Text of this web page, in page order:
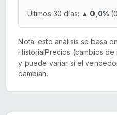
Últimos 30 días: ▲ 0,0%
Nota: este análisis se basa
HistorialPrecios (cambios
y puede variar si el
cambian.